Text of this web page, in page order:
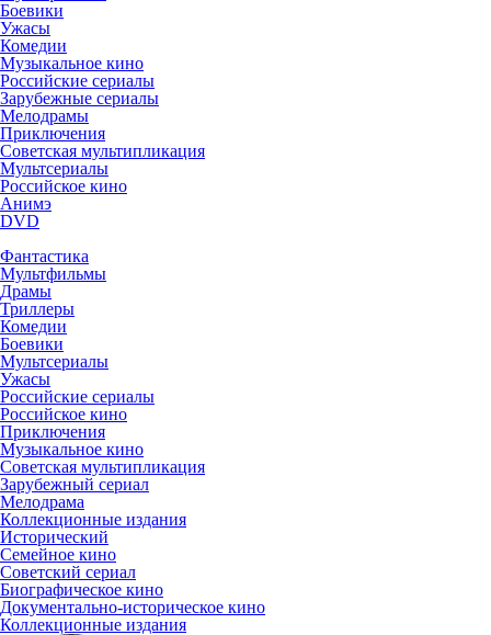
Боевики
Ужасы
Комедии
Музыкальное кино
Российские сериалы
Зарубежные сериалы
Мелодрамы
Приключения
Советская мультипликация
Мультсериалы
Российское кино
Анимэ
DVD
Фантастика
Мультфильмы
Драмы
Триллеры
Комедии
Боевики
Мультсериалы
Ужасы
Российские сериалы
Российское кино
Приключения
Музыкальное кино
Советская мультипликация
Зарубежный сериал
Мелодрама
Коллекционные издания
Исторический
Семейное кино
Советский сериал
Биографическое кино
Документально-историческое кино
Коллекционные издания